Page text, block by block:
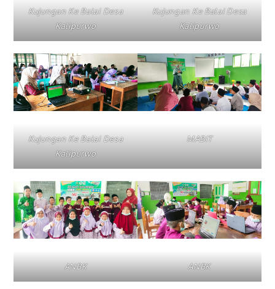
Kujungan Ke Balai Desa
Kalipurwo
Kujungan Ke Balai Desa
Kalipurwo
Kujungan Ke Balai Desa
Kalipurwo
MABIT
ANBK ANBK